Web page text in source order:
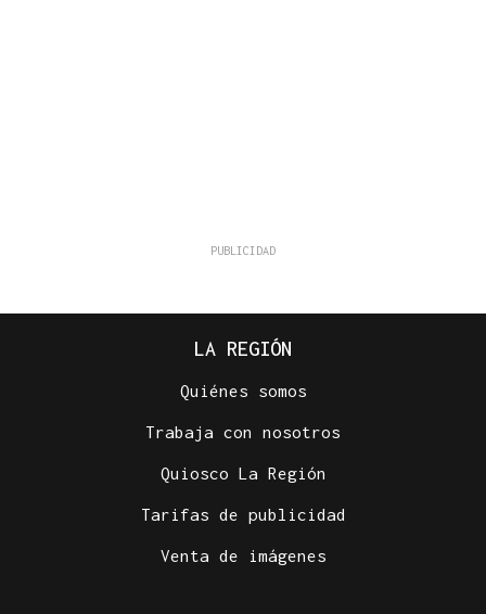
LA REGIÓN
Quiénes somos
Trabaja con nosotros
Quiosco La Región
Tarifas de publicidad
Venta de imágenes